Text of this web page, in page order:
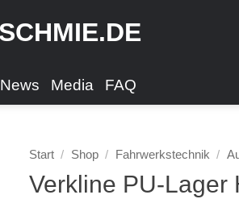
News Media FAQ
Start / Shop / Fahrwerkstechnik /
Verkline PU-Lager